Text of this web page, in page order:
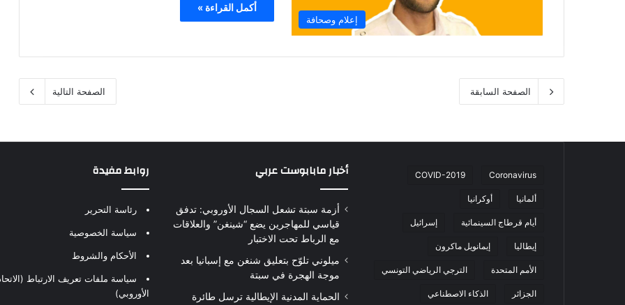
إعلام وصحافة
أكمل القراءة »
الصفحة السابقة الصفحة التالية
Coronavirus
COVID-2019
ألمانيا أوكرانيا
أيام قرطاج السينمائية إسرائيل
إيطاليا إيمانويل ماكرون
الأمم المتحدة الترجي الرياضي التونسي
الجزائر الذكاء الاصطناعي
أخبار مابابوست عربي
أزمة سبتة تشعل السجال الأوروبي: تدفق
قياسي للمهاجرين يضع “شينغن” والعلاقات
مع الرباط تحت الاختبار
ميلوني تلوّح بتعليق شنغن مع إسبانيا بعد
موجة الهجرة في سبتة
الحماية المدنية الإيطالية ترسل طائرة
روابط مفيدة
رئاسة التحرير
سياسة الخصوصية
الأحكام والشروط
سياسة ملفات تعريف الارتباط
الأوروبي)